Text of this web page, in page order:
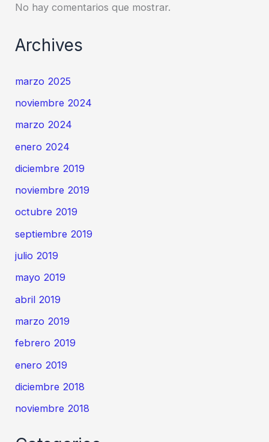
No hay comentarios que mostrar.
Archives
marzo 2025
noviembre 2024
marzo 2024
enero 2024
diciembre 2019
noviembre 2019
octubre 2019
septiembre 2019
julio 2019
mayo 2019
abril 2019
marzo 2019
febrero 2019
enero 2019
diciembre 2018
noviembre 2018